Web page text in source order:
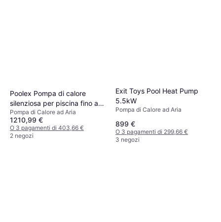
Poolex Pompa di calore
silenziosa per piscina fino a
45 m3
Pompa di Calore ad Aria
1210,99 €
O 3 pagamenti di 403,66 €
2 negozi
Exit Toys Pool Heat Pump
5.5kW
Pompa di Calore ad Aria
899 €
O 3 pagamenti di 299,66 €
3 negozi